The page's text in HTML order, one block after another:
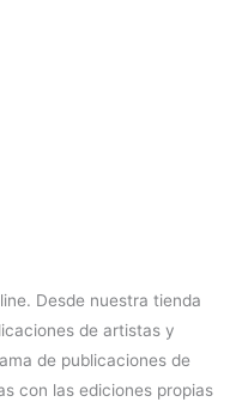
Desde nuestra tienda
de artistas y
de publicaciones de
con las ediciones propias